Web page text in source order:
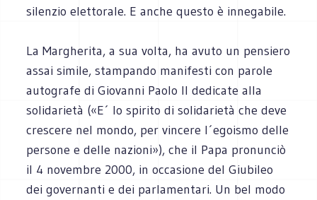
silenzio elettorale. E anche questo è innegabile.
La Margherita, a sua volta, ha avuto un pensiero
assai simile, stampando manifesti con parole
autografe di Giovanni Paolo II dedicate alla
solidarietà («E´ lo spirito di solidarietà che deve
crescere nel mondo, per vincere l´egoismo delle
persone e delle nazioni»), che il Papa pronunciò
il 4 novembre 2000, in occasione del Giubileo
dei governanti e dei parlamentari. Un bel modo